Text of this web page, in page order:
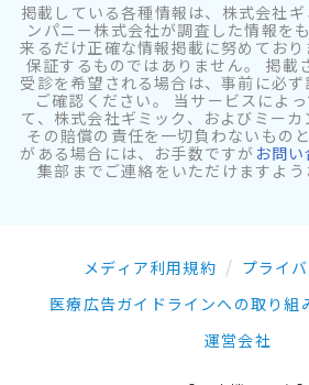
掲載している各種情報は、株式会社
ンパニー株式会社が調査した情報を
来るだけ正確な情報掲載に努めてお
保証するものではありません。 掲載
受診を希望される場合は、事前に必
ご確認ください。 当サービスによ
て、株式会社ギミック、およびミー
その賠償の責任を一切負わないもの
がある場合には、お手数ですが お問
集部までご連絡をいただけますよう
メディア利用規約
プライ
医療広告ガイドラインへの取り組
運営会社